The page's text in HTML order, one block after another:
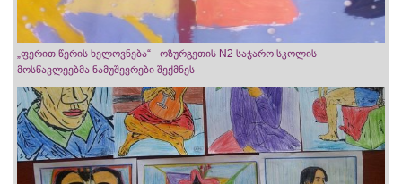
„ფერით წერის ხელოვნება“ - ოზურგეთის N2 საჯარო სკოლის
მოსწავლეებმა ნამუშევრები შექმნეს